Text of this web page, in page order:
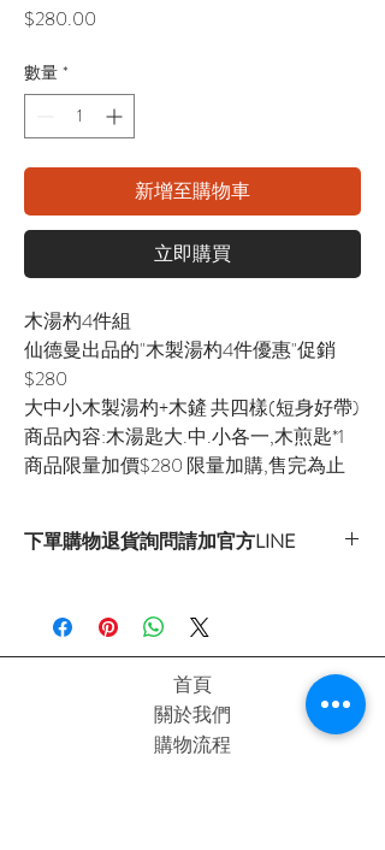
$280.00
數量 *
新增至購物車
立即購買
木湯杓4件組
仙德曼出品的"木製湯杓4件優惠"促銷
$280
大中小木製湯杓+木鏟 共四樣(短身好帶)
商品內容:木湯匙大.中.小各一,木煎匙*1
商品限量加價$280 限量加購,售完為止
下單購物退貨詢問請加官方LINE
或至首頁下方各拍賣連結處自行下單選購
首頁
關於我們
購物流程